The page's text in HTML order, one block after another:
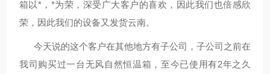
箱以*，*为荣，深受广大客户的喜欢，因此我们也倍感欣
荣，因此我们的设备又发货云南。
今天说的这个客户在其他地方有子公司，子公司之前在
我司购买过一台无风自然恒温箱，至今已使用有2年之久